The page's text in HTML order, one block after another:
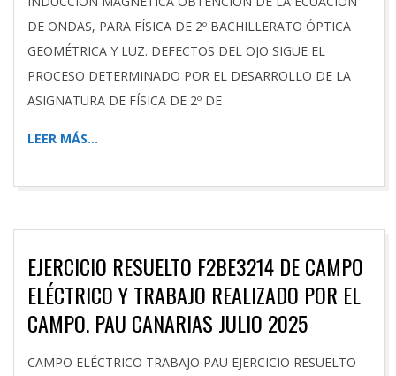
DE ONDAS, PARA FÍSICA DE 2º BACHILLERATO ÓPTICA
GEOMÉTRICA Y LUZ. DEFECTOS DEL OJO SIGUE EL
PROCESO DETERMINADO POR EL DESARROLLO DE LA
ASIGNATURA DE FÍSICA DE 2º DE
LEER MÁS…
EJERCICIO RESUELTO F2BE3214 DE CAMPO
ELÉCTRICO Y TRABAJO REALIZADO POR EL
CAMPO. PAU CANARIAS JULIO 2025
2026-
CAMPO ELÉCTRICO TRABAJO PAU EJERCICIO RESUELTO